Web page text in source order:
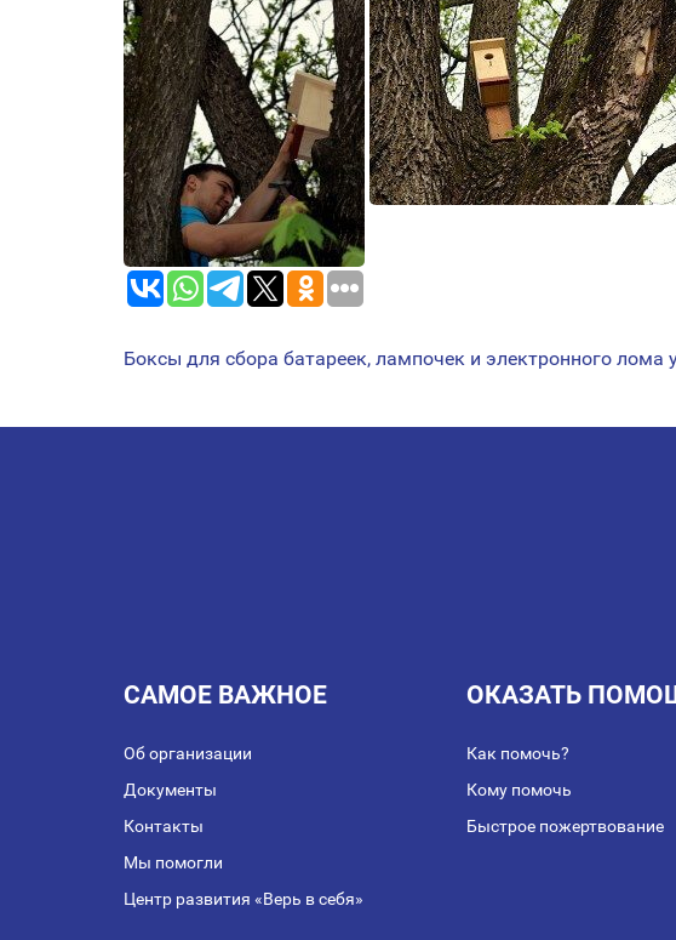
НАВИГАЦИЯ
Боксы для сбора батареек, лампочек и электронного
САМОЕ ВАЖНОЕ
Об организации
Документы
Контакты
Мы помогли
Центр развития «Верь в себя»
ОКАЗАТЬ
Как помочь?
Кому помочь
Быстрое пожертвование